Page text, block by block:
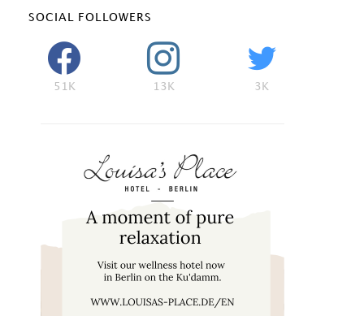
SOCIAL FOLLOWERS
51K 13K 3K